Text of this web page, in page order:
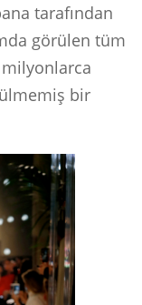
tarafından
görülen tüm
bir